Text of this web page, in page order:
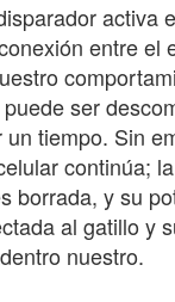
activa
entre el
ser
un tiempo. Sin
continúa;
borrada, y su
al gatillo y
nuestro.